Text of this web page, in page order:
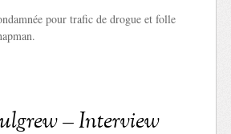
pour trafic de drogue et folle
– Interview